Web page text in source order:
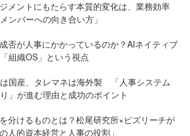
メントにもたらす本質的変化は、業務効率
ンバーへの向き合い方」
否が人事にかかっているのか？AIネイティブ
組織OS」という視点
国産、タレマネは海外製 「人事システム
」が進む理由と成功のポイント
分けるものとは？松尾研究所×ビズリーチが
人的資本経営と人事の役割」